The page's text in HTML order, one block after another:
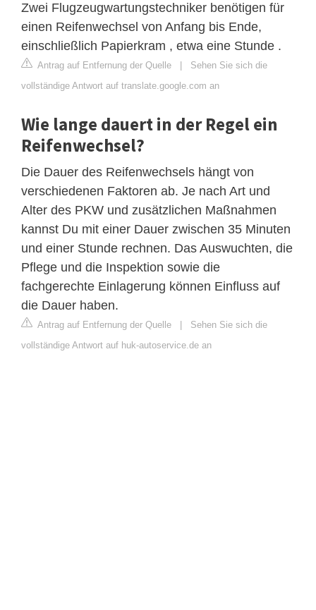
Zwei Flugzeugwartungstechniker benötigen für
einen Reifenwechsel von Anfang bis Ende,
einschließlich Papierkram , etwa eine Stunde .
Antrag auf Entfernung der Quelle
Sehen Sie sich die
vollständige Antwort auf translate.google.com an
Wie lange dauert in der Regel ein
Reifenwechsel?
Die Dauer des Reifenwechsels hängt von
verschiedenen Faktoren ab. Je nach Art und
Alter des PKW und zusätzlichen Maßnahmen
kannst Du mit einer Dauer zwischen 35 Minuten
und einer Stunde rechnen. Das Auswuchten, die
Pflege und die Inspektion sowie die
fachgerechte Einlagerung können Einfluss auf
die Dauer haben.
Antrag auf Entfernung der Quelle
Sehen Sie sich die
vollständige Antwort auf huk-autoservice.de an